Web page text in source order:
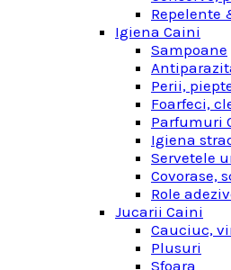
Repelente
Igiena Caini
Sampoane
Perii,
Foarfeci,
Parfumuri
Igiena
Servetele
Covorase,
Role
Jucarii Caini
Cauciuc,
Plusuri
Sfoara